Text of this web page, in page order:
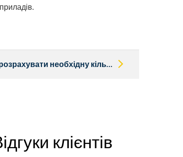
Як розрахувати необхідну кількість палива для генератора?
клієнтів